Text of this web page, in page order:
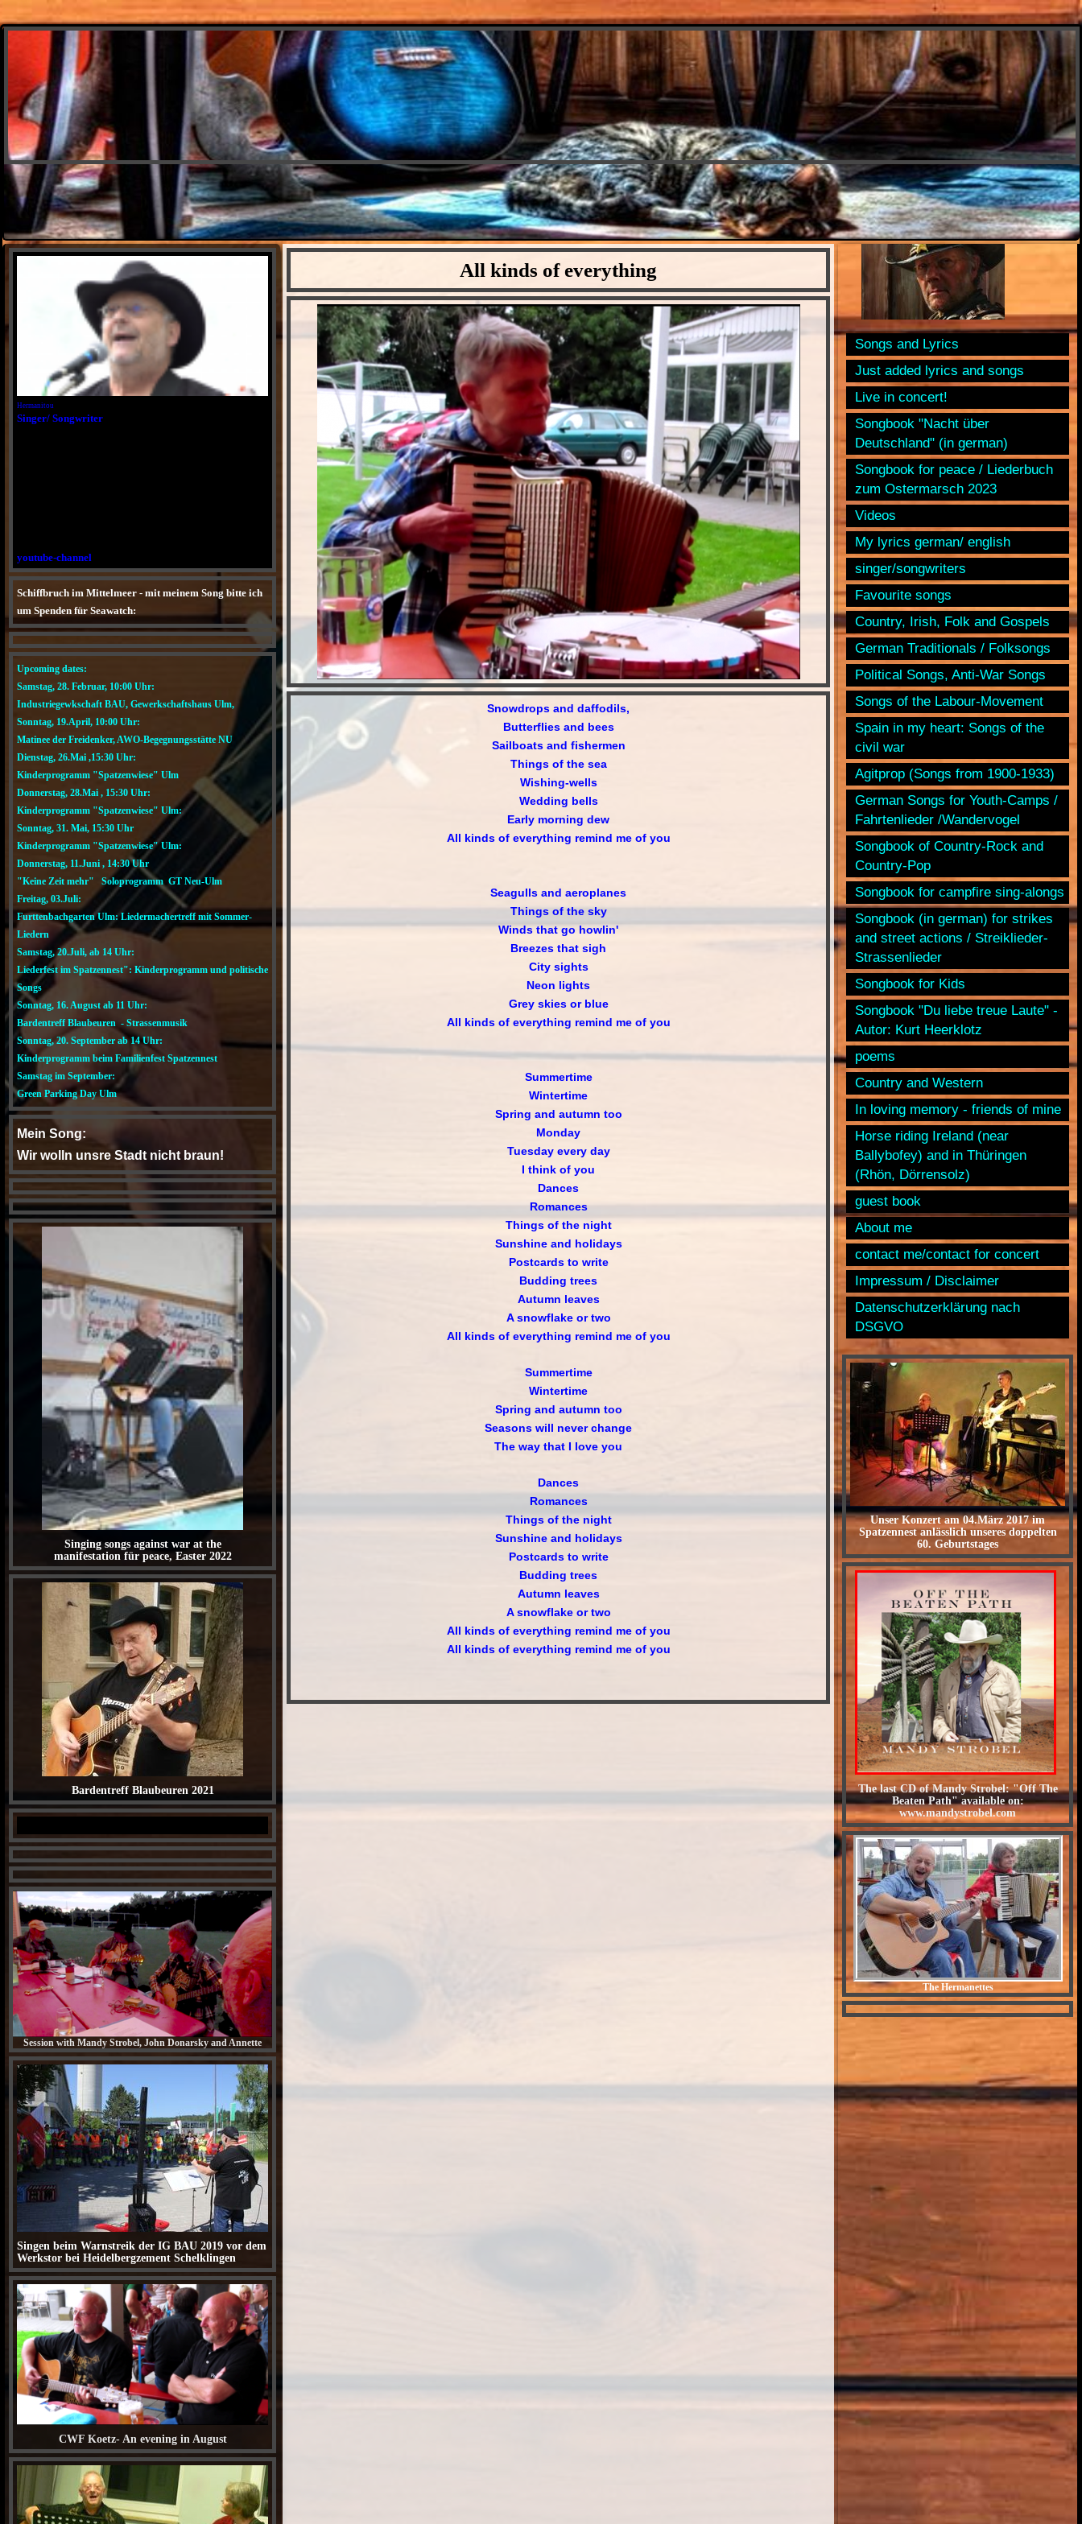
Hermanitou
Singer/ Songwriter
youtube-channel
Schiffbruch im Mittelmeer - mit meinem Song bitte ich
um Spenden für Seawatch:
YouTube
Upcoming dates:
Samstag, 28. Februar, 10:00 Uhr:
Industriegewkschaft BAU, Gewerkschaftshaus Ulm,
Sonntag, 19.April, 10:00 Uhr:
Matinee der Freidenker, AWO-Begegnungsstätte NU
Dienstag, 26.Mai ,15:30 Uhr:
Kinderprogramm "Spatzenwiese" Ulm
Donnerstag, 28.Mai , 15:30 Uhr:
Kinderprogramm "Spatzenwiese" Ulm:
Sonntag, 31. Mai, 15:30 Uhr
Kinderprogramm "Spatzenwiese" Ulm:
Donnerstag, 11.Juni , 14:30 Uhr
"Keine Zeit mehr" Soloprogramm GT Neu-Ulm
Freitag, 03.Juli:
Furttenbachgarten Ulm: Liedermachertreff mit Sommer-
Liedern
Samstag, 20.Juli, ab 14 Uhr:
Liederfest im Spatzennest": Kinderprogramm und politische
Songs
Sonntag, 16. August ab 11 Uhr:
Bardentreff Blaubeuren - Strassenmusik
Sonntag, 20. September ab 14 Uhr:
Kinderprogramm beim Familienfest Spatzennest
Samstag im September:
Green Parking Day Ulm
Mein Song:
Wir wolln unsre Stadt nicht braun!
YouTube
Der Fred Ape Gedächtnis-Abend
im "Nix" in Blaubeuren
Singing songs against war at the
manifestation für peace, Easter 2022
Bardentreff Blaubeuren 2021
Carrickfergus
Crazy Man Michael
Session with Mandy Strobel, John Donarsky and Annette
Singen beim Warnstreik der IG BAU 2019 vor dem
Werkstor bei Heidelbergzement Schelklingen
CWF Koetz- An evening in August
Songs and Lyrics
Just added lyrics and songs
Live in concert!
Songbook "Nacht über
Deutschland" (in german)
Songbook for peace / Liederbuch
zum Ostermarsch 2023
Videos
My lyrics german/ english
singer/songwriters
Favourite songs
Country, Irish, Folk and Gospels
German Traditionals / Folksongs
Political Songs, Anti-War Songs
Songs of the Labour-Movement
Spain in my heart: Songs of the
civil war
Agitprop (Songs from 1900-1933)
German Songs for Youth-Camps /
Fahrtenlieder /Wandervogel
Songbook of Country-Rock and
Country-Pop
Songbook for campfire sing-alongs
Songbook (in german) for strikes
and street actions / Streiklieder-
Strassenlieder
Songbook for Kids
Songbook "Du liebe treue Laute" -
Autor: Kurt Heerklotz
poems
Country and Western
In loving memory - friends of mine
Horse riding Ireland (near
Ballybofey) and in Thüringen
(Rhön, Dörrensolz)
guest book
About me
contact me/contact for concert
Impressum / Disclaimer
Datenschutzerklärung nach
DSGVO
Unser Konzert am 04.März 2017 im
Spatzennest anlässlich unseres doppelten
60. Geburtstages
The last CD of Mandy Strobel: "Off The
Beaten Path" available on:
www.mandystrobel.com
The Hermanettes
Crazy Man Michael - Der
All kinds of everything
Snowdrops and daffodils,
Butterflies and bees
Sailboats and fishermen
Things of the sea
Wishing-wells
Wedding bells
Early morning dew
All kinds of everything remind me of you
Seagulls and aeroplanes
Things of the sky
Winds that go howlin'
Breezes that sigh
City sights
Neon lights
Grey skies or blue
All kinds of everything remind me of you
Summertime
Wintertime
Spring and autumn too
Monday
Tuesday every day
I think of you
Dances
Romances
Things of the night
Sunshine and holidays
Postcards to write
Budding trees
Autumn leaves
A snowflake or two
All kinds of everything remind me of you
Summertime
Wintertime
Spring and autumn too
Seasons will never change
The way that I love you
Dances
Romances
Things of the night
Sunshine and holidays
Postcards to write
Budding trees
Autumn leaves
A snowflake or two
All kinds of everything remind me of you
All kinds of everything remind me of you